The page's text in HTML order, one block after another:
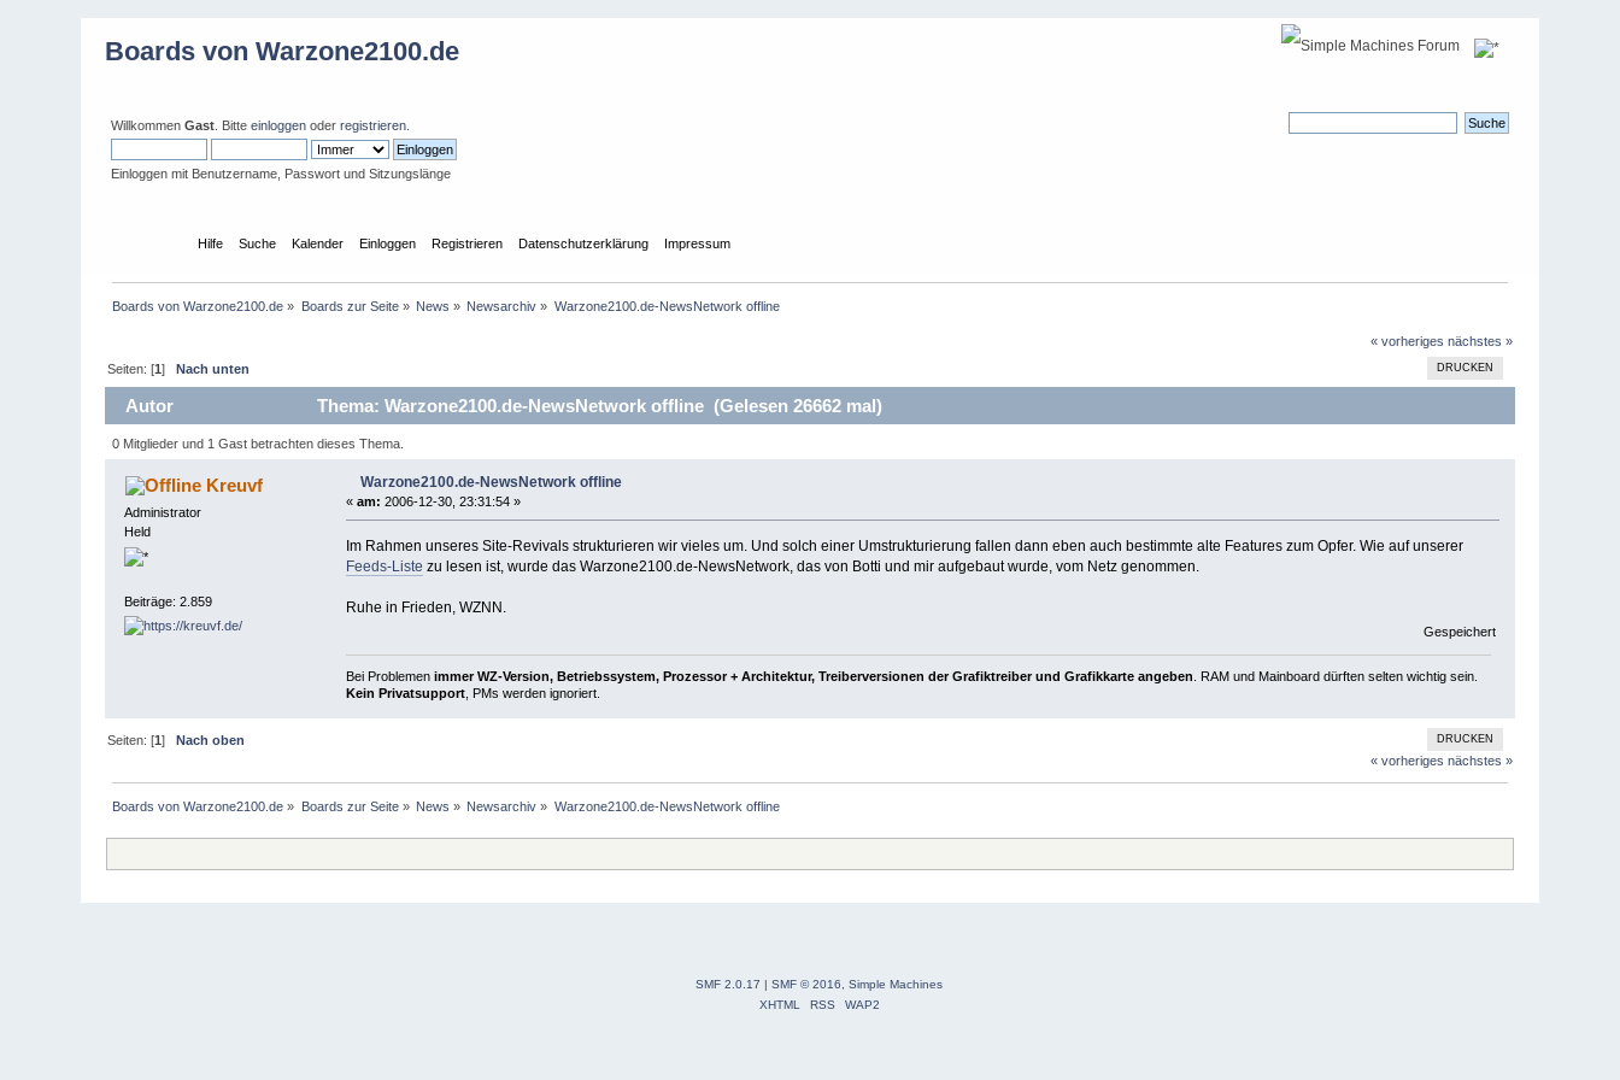
Boards von Warzone2100.de
WillkommenGast . Bitteeinloggen oderregistrieren
Einloggen mit Benutzername, Passwort und Sitzungslänge
Hilfe Suche Kalender Einloggen Registrieren Datenschutzerklärung Impressum
Boards von Warzone2100.de » Boards zur Seite» News » Newsarchiv » Warzone2100.de-NewsNetwork offline
« vorheriges nächstes »
DRUCKEN
Seiten: [1]Nach unten
Autor Thema: Warzone2100.de-NewsNetwork offline (Gelesen 26662 mal)
0 Mitglieder und 1 Gast betrachten dieses Thema.
Kreuvf
Administrator
Held
Beiträge: 2.859
Warzone2100.de-NewsNetwork offline
« am: 2006-12-30, 23:31:54 »
Im Rahmen unseres Site-Revivals strukturieren wir vieles um. Und solch einer Umstrukturierung fallen dann eben auch bestimmte alte Features zum Opfer. Wie auf unserer
Feeds-Liste zu lesen ist, wurde das Warzone2100.de-NewsNetwork, das von Botti und mir aufgebaut wurde, vom Netz genommen.
Ruhe in Frieden, WZNN.
Gespeichert
Bei Problemen immer WZ-Version, Betriebssystem, Prozessor + Architektur, Treiberversionen der Grafiktreiber und Grafikkarte angeben . RAM und Mainboard dürften selten wichtig sein.
Kein Privatsupport, PMs werden ignoriert.
DRUCKEN
Seiten: [1]
Nach oben
« vorheriges nächstes »
Boards von Warzone2100.de » Boards zur Seite» News » Newsarchiv » Warzone2100.de-NewsNetwork offline
SMF 2.0.17 | SMF © 2016, Simple Machines
XHTML
RSS WAP2